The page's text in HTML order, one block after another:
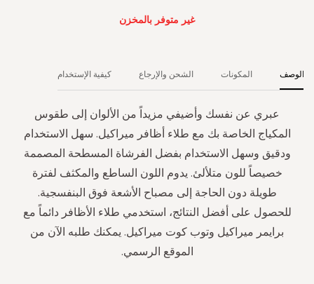
غير متوفر بالمخزن
الوصف
عبري عن نفسك وأضيفي مزيداً من الألوان إلى طقوس
المكياج الخاصة بك مع طلاء أظافر ميراكيل. سهل الاستخدام
ودقيق وسهل الاستخدام بفضل الفرشاة المسطحة المصممة
خصيصاً للون متلألئ. يدوم اللون الساطع والمكثف لفترة
طويلة دون الحاجة إلى مصباح الأشعة فوق البنفسجية.
للحصول على أفضل النتائج، استخدمي طلاء الأظافر دائماً مع
برايمر ميراكيل وتوب كوت ميراكيل. يمكنك طلبه الآن من
الموقع الرسمي.
المكونات الشحن والإرجاع كيفية الإستخدام